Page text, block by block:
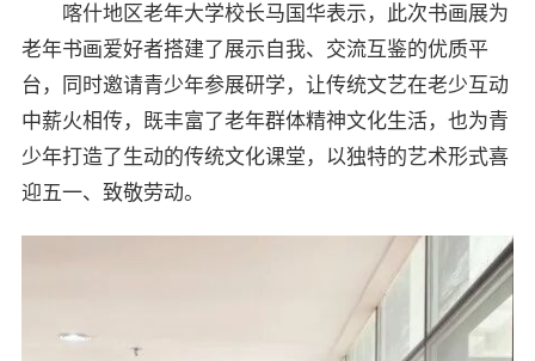
喀什地区老年大学校长马国华表示，此次书画展为
老年书画爱好者搭建了展示自我、交流互鉴的优质平
台，同时邀请青少年参展研学，让传统文艺在老少互动
中薪火相传，既丰富了老年群体精神文化生活，也为青
少年打造了生动的传统文化课堂，以独特的艺术形式喜
迎五一、致敬劳动。